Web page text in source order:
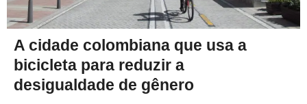
A cidade colombiana que usa a
bicicleta para reduzir a
desigualdade de gênero